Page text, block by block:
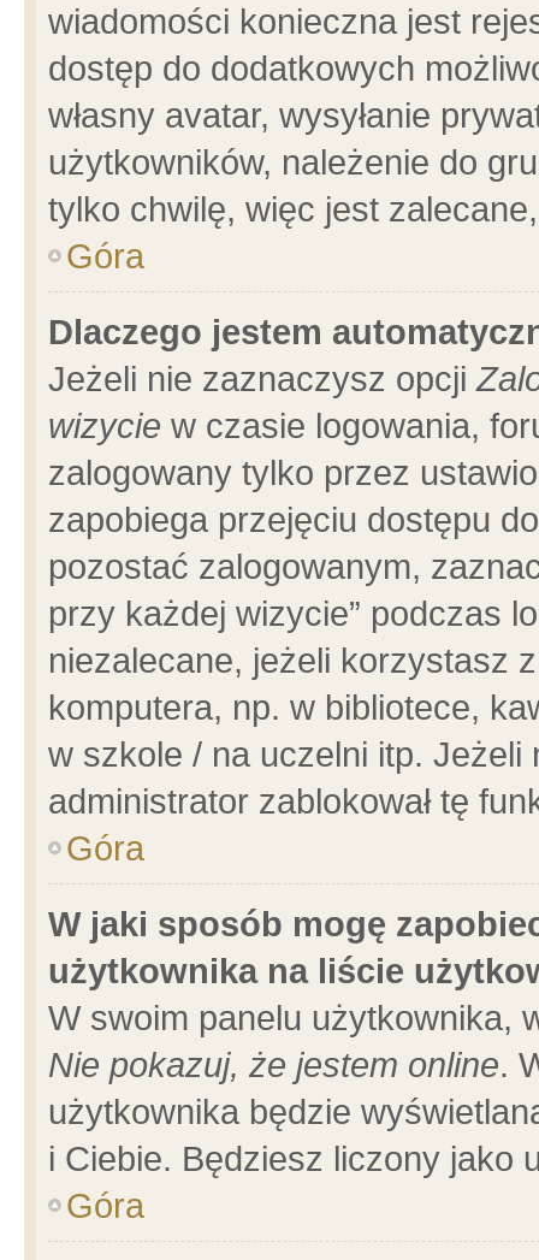
wiadomości konieczna jest
dostęp do dodatkowych
własny avatar, wysyłanie
użytkowników, należenie do
tylko chwilę, więc jest
Góra
Dlaczego jestem
Jeżeli nie zaznaczysz opcji
wizycie w czasie logowania,
zalogowany tylko przez
zapobiega przejęciu dostępu
pozostać zalogowanym,
przy każdej wizycie” podczas
niezalecane, jeżeli korzystasz
komputera, np. w bibliotece,
w szkole / na uczelni itp.
administrator zablokował tę
Góra
W jaki sposób mogę
użytkownika na liście
W swoim panelu użytkownika,
Nie pokazuj, że jestem online.
użytkownika będzie
i Ciebie. Będziesz liczony jako
Góra